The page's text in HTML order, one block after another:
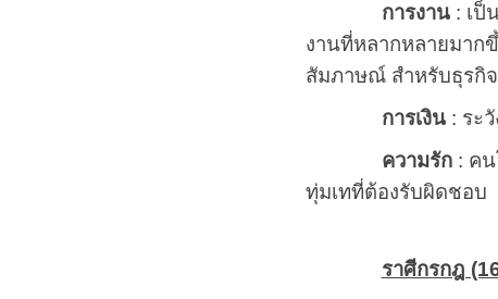
การงาน: เป็
งานที่หลากหลายมาก
สัมภาษณ์ สำหรับธุรกิ
การเงิน: ระวั
ความรัก: คน
ทุ่มเทที่ต้องรับผิดชอบ
ราศีกรกฎ